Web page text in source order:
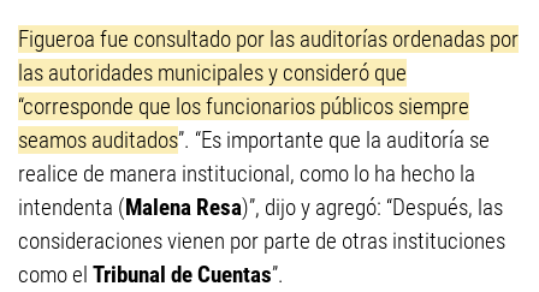
Figueroa fue consultado por las auditorías ordenadas por
las autoridades municipales y consideró que
“corresponde que los funcionarios públicos siempre
seamos auditados”. “Es importante que la auditoría se
realice de manera institucional, como lo ha hecho la
intendenta (Malena Resa)”, dijo y agregó: “Después, las
consideraciones vienen por parte de otras instituciones
como el Tribunal de Cuentas”.